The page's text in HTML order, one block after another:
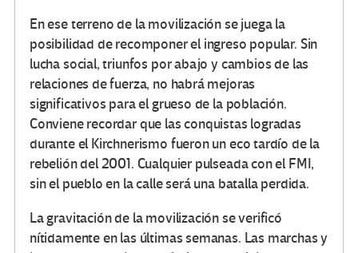
En ese terreno de la movilización se juega la
posibilidad de recomponer el ingreso popular. Sin
lucha social, triunfos por abajo y cambios de las
relaciones de fuerza, no habrá mejoras
significativos para el grueso de la población.
Conviene recordar que las conquistas logradas
durante el Kirchnerismo fueron un eco tardío de la
rebelión del 2001. Cualquier pulseada con el FMI,
sin el pueblo en la calle será una batalla perdida.
La gravitación de la movilización se verificó
nítidamente en las últimas semanas. Las marchas y